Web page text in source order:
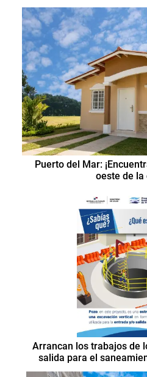
Puerto del Mar:
oeste de la
Arrancan los trabajos de
salida para el